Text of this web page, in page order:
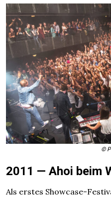
©
2011 — Ahoi beim
Als erstes Showcase-